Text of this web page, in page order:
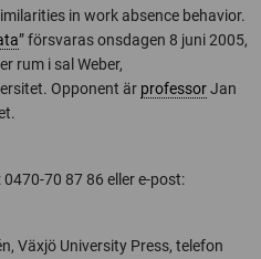
in work absence behavior.
” försvaras onsdagen 8 juni 2005,
rum i sal Weber,
Opponent är professorJan
70 87 86 eller e-post:
Växjö University Press, telefon